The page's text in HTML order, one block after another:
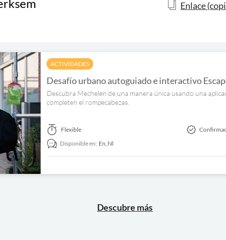
Enlace
ACTIVIDADES
Desafío urbano autoguiado e interactivo
Descubra Mechelen de una manera única usando una
completen el rompecabezas.
Flexible
Disponible en: En, Nl
Descubre más